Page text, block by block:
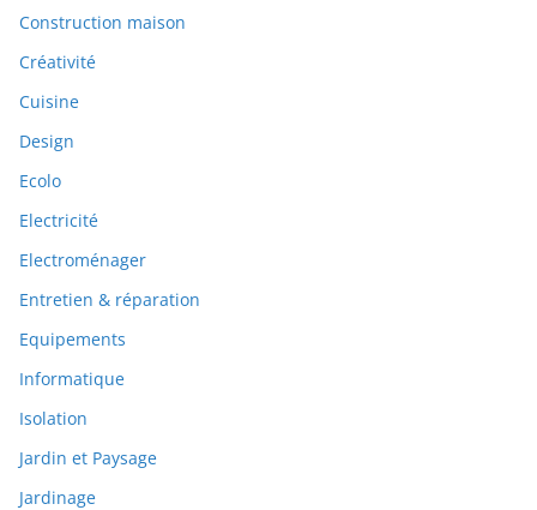
Construction maison
Créativité
Cuisine
Design
Ecolo
Electricité
Electroménager
Entretien & réparation
Equipements
Informatique
Isolation
Jardin et Paysage
Jardinage